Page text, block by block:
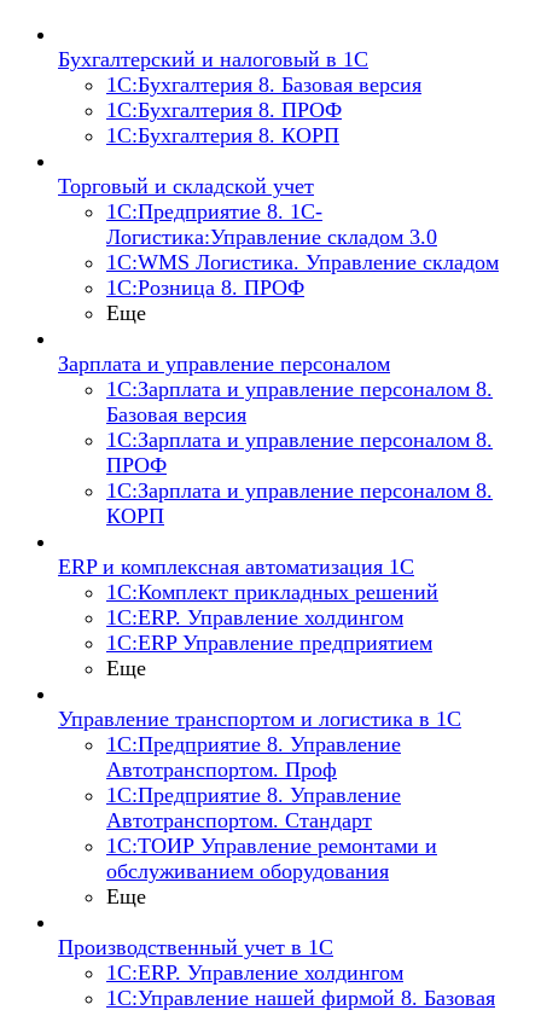
Бухгалтерский и налоговый в 1С
1C:Бухгалтерия 8. Базовая версия
1C:Бухгалтерия 8. ПРОФ
1C:Бухгалтерия 8. КОРП
Торговый и складской учет
1С:Предприятие 8. 1С-
Логистика:Управление складом 3.0
1С:WMS Логистика. Управление складом
1С:Розница 8. ПРОФ
Еще
Зарплата и управление персоналом
1С:Зарплата и управление персоналом 8.
Базовая версия
1С:Зарплата и управление персоналом 8.
ПРОФ
1С:Зарплата и управление персоналом 8.
КОРП
ERP и комплексная автоматизация 1С
1С:Комплект прикладных решений
1С:ERP. Управление холдингом
1С:ERP Управление предприятием
Еще
Управление транспортом и логистика в 1С
1С:Предприятие 8. Управление
Автотранспортом. Проф
1С:Предприятие 8. Управление
Автотранспортом. Стандарт
1С:ТОИР Управление ремонтами и
обслуживанием оборудования
Еще
Производственный учет в 1С
1С:ERP. Управление холдингом
1С:Управление нашей фирмой 8. Базовая